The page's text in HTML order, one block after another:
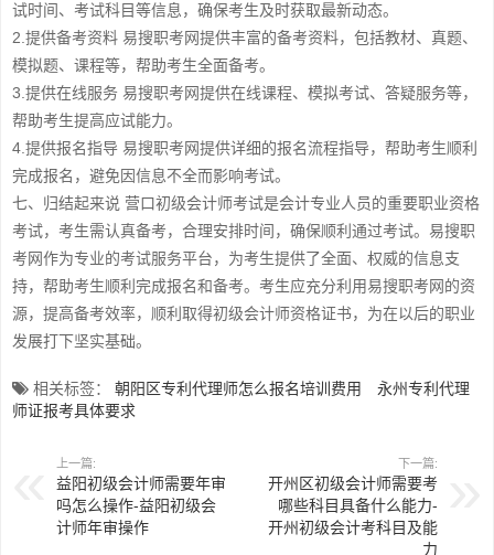
试时间、考试科目等信息，确保考生及时获取最新动态。
2.提供备考资料 易搜职考网提供丰富的备考资料，包括教材、真题、
模拟题、课程等，帮助考生全面备考。
3.提供在线服务 易搜职考网提供在线课程、模拟考试、答疑服务等，
帮助考生提高应试能力。
4.提供报名指导 易搜职考网提供详细的报名流程指导，帮助考生顺利
完成报名，避免因信息不全而影响考试。
七、归结起来说 营口初级会计师考试是会计专业人员的重要职业资格
考试，考生需认真备考，合理安排时间，确保顺利通过考试。易搜职
考网作为专业的考试服务平台，为考生提供了全面、权威的信息支
持，帮助考生顺利完成报名和备考。考生应充分利用易搜职考网的资
源，提高备考效率，顺利取得初级会计师资格证书，为在以后的职业
发展打下坚实基础。
相关标签： 朝阳区专利代理师怎么报名培训费用
永州专利代理
师证报考具体要求
上一篇:
益阳初级会计师需要年审
吗怎么操作-益阳初级会
计师年审操作
下一篇:
开州区初级会计师需要考
哪些科目具备什么能力-
开州初级会计考科目及能
力